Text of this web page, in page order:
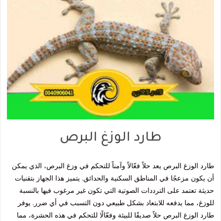
طارد الوزغ البرص
طارد الوزغ البرص يعد حلاً فعّالاً وآمناً للتحكم في وزغ البرص، الذي يمكن
أن يكون مزعجًا في المناطق السكنية والحدائق. يتميز هذا الجهاز بتقنيات
حديثة تعتمد على الترددات الصوتية التي تكون غير مرغوب فيها بالنسبة
للوزغ، مما يدفعه للابتعاد بشكل طبيعي دون التسبب في أي ضرر. يوفر
طارد الوزغ البرص حلاً صديقًا للبيئة وفعّالًا للتحكم في هذه الحشرة، مما